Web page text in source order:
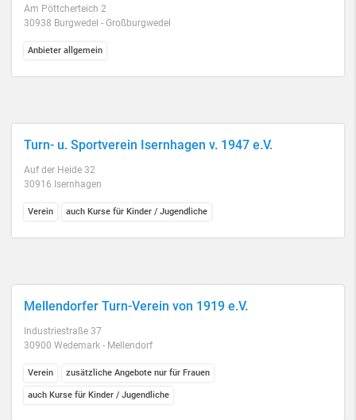
Am Pöttcherteich 2
30938 Burgwedel - Großburgwedel
Anbieter allgemein
Turn- u. Sportverein Isernhagen v. 1947 e.V.
Auf der Heide 32
30916 Isernhagen
Verein auch Kurse für Kinder / Jugendliche
Mellendorfer Turn-Verein von 1919 e.V.
Industriestraße 37
30900 Wedemark - Mellendorf
Verein zusätzliche Angebote nur für Frauen
auch Kurse für Kinder / Jugendliche